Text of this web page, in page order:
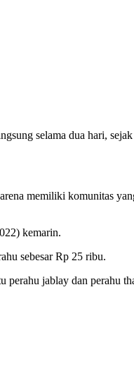
selama dua hari,
memiliki komunitas
kemarin.
sebesar Rp 25 ribu.
perahu jablay dan perahu